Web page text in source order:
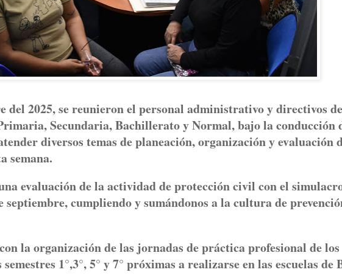
del 2025, se reunieron el personal administrativo y directivos
Secundaria, Bachillerato y Normal, bajo la conducción
diversos temas de planeación, organización y evaluación
semana.
evaluación de la actividad de protección civil con el
septiembre, cumpliendo y sumándonos a la cultura de
la organización de las jornadas de práctica profesional de los
1°,3°, 5° y 7° próximas a realizarse en las escuelas de